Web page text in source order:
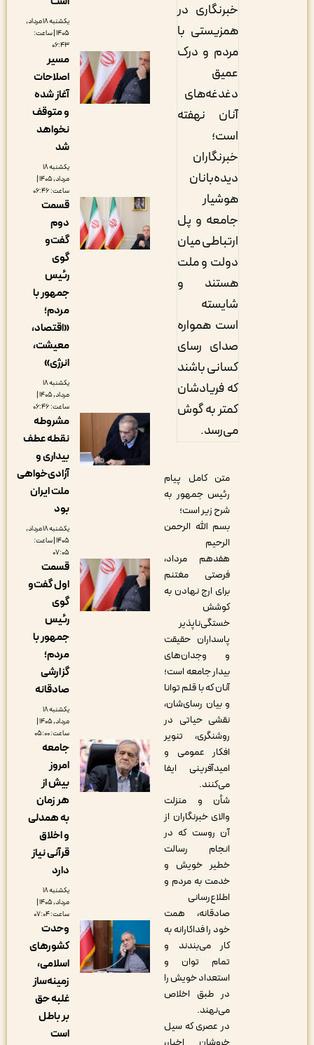
خبرنگاری در
همزیستی با
مردم و درک
دغدغه‌های
آنان نهفته
خبرنگاران
دیده‌بانان
هوشیار
جامعه و پل
ارتباطی میان
دولت و ملت
هستند و
شایسته
است همواره
صدای رسای
کسانی باشند
که فریادشان
کمتر به گوش
می‌رسد.
متن کامل پیام
رئیس جمهور به
شرح زیر است؛
بسم الله الرحمن
هفدهم مرداد،
فرصتی مغتنم
برای ارج نهادن به
خستگی‌ناپذیر
پاسداران حقیقت
و وجدان‌های
بیدار جامعه است؛
آنان که با قلم توانا
و بیان رسای‌شان،
نقشی حیاتی در
روشنگری، تنویر
افکار عمومی و
امیدآفرینی ایفا
شأن و منزلت
والای خبرنگاران از
آن روست که در
انجام رسالت
خطیر خویش و
خدمت به مردم و
اطلاع‌رسانی
صادقانه، همت
خود را فداکارانه به
کار می‌بندند و
تمام توان و
استعداد خویش را
در طبق اخلاص
می‌نهند.
در عصری که سیل
یکشنبه ۱۸ مرداد,
۱۴۰۵ | ساعت:
مسیر
اصلاحات
آغاز شده
و متوقف
نخواهد
مرداد, ۱۴۰۵ |
قسمت
دوم
گفت‌و
جمهور با
«اقتصاد،
معیشت،
مرداد, ۱۴۰۵ |
مشروطه
نقطه عطف
بیداری و
آزادی‌خواهی
ملت ایران
یکشنبه ۱۸ مرداد,
۱۴۰۵ | ساعت:
قسمت
اول گفت‌و
گوی
جمهور با
صادقانه
مرداد, ۱۴۰۵ |
جامعه
امروز
بیش از
هر زمان
به همدلی
قرآنی نیاز
مرداد, ۱۴۰۵ |
وحدت
کشورهای
اسلامی،
زمینه‌ساز
غلبه حق